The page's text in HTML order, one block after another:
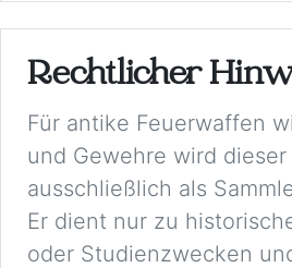
Rechtlicher
Für antike Feuerwaffen
und Gewehre wird
ausschließlich als
Er dient nur zu
oder Studienzwecken